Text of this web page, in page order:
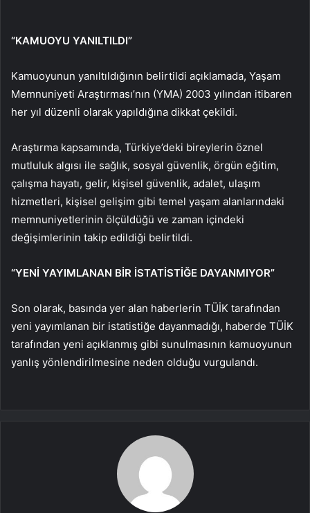
“KAMUOYU YANILTILDI”
Kamuoyunun yanıltıldığının belirtildi açıklamada, Yaşam
Memnuniyeti Araştırması’nın (YMA) 2003 yılından itibaren
her yıl düzenli olarak yapıldığına dikkat çekildi.
Araştırma kapsamında, Türkiye’deki bireylerin öznel
mutluluk algısı ile sağlık, sosyal güvenlik, örgün eğitim,
çalışma hayatı, gelir, kişisel güvenlik, adalet, ulaşım
hizmetleri, kişisel gelişim gibi temel yaşam alanlarındaki
memnuniyetlerinin ölçüldüğü ve zaman içindeki
değişimlerinin takip edildiği belirtildi.
“YENİ YAYIMLANAN BİR İSTATİSTİĞE DAYANMIYOR”
Son olarak, basında yer alan haberlerin TÜİK tarafından
yeni yayımlanan bir istatistiğe dayanmadığı, haberde TÜİK
tarafından yeni açıklanmış gibi sunulmasının kamuoyunun
yanlış yönlendirilmesine neden olduğu vurgulandı.